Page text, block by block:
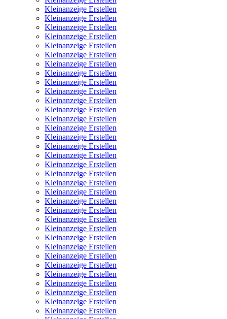
Kleinanzeige Erstellen
Kleinanzeige Erstellen
Kleinanzeige Erstellen
Kleinanzeige Erstellen
Kleinanzeige Erstellen
Kleinanzeige Erstellen
Kleinanzeige Erstellen
Kleinanzeige Erstellen
Kleinanzeige Erstellen
Kleinanzeige Erstellen
Kleinanzeige Erstellen
Kleinanzeige Erstellen
Kleinanzeige Erstellen
Kleinanzeige Erstellen
Kleinanzeige Erstellen
Kleinanzeige Erstellen
Kleinanzeige Erstellen
Kleinanzeige Erstellen
Kleinanzeige Erstellen
Kleinanzeige Erstellen
Kleinanzeige Erstellen
Kleinanzeige Erstellen
Kleinanzeige Erstellen
Kleinanzeige Erstellen
Kleinanzeige Erstellen
Kleinanzeige Erstellen
Kleinanzeige Erstellen
Kleinanzeige Erstellen
Kleinanzeige Erstellen
Kleinanzeige Erstellen
Kleinanzeige Erstellen
Kleinanzeige Erstellen
Kleinanzeige Erstellen
Kleinanzeige Erstellen